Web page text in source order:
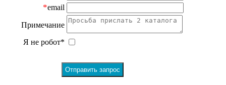
*email
Примечание
Я не робот*